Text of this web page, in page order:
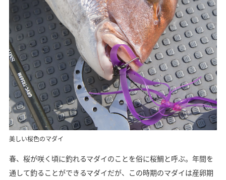
美しい桜色のマダイ
春、桜が咲く頃に釣れるマダイのことを俗に桜鯛と呼ぶ。年間を
通して釣ることができるマダイだが、この時期のマダイは産卵期